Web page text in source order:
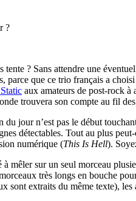
?
tente ? Sans attendre une
parce que ce trio français a
aux amateurs de post-rock à
trouvera son compte au fil
jour n’est pas le début
détectables. Tout au plus
numérique (This Is Hell).
à mêler sur un seul morceau
très longs en bouche
sont extraits du même texte),